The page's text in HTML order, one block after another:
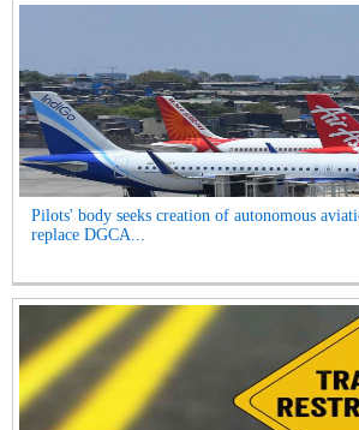
Pilots' body seeks creation of autonomous
replace DGCA...